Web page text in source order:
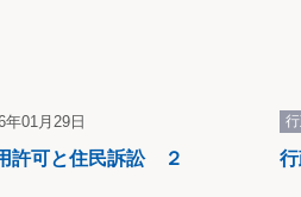
社会内における処遇に係る規定の
体の拘束を解かれた後6 か月を
品の給与又は貸与及び宿泊場所
れぞれ超えない範囲内とするこ
年01月29日
許可と住民訴訟 ２